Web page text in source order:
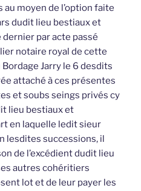
moyen de l’option faite
dudit lieu bestiaux et
par acte passé
notaire royal de cette
Jarry le 6 desdits
attaché à ces présentes
et soubs seings privés cy
lieu bestiaux et
en laquelle ledit sieur
lesdites successions, il
de l’excédient dudit lieu
autres cohéritiers
lot et de leur payer les